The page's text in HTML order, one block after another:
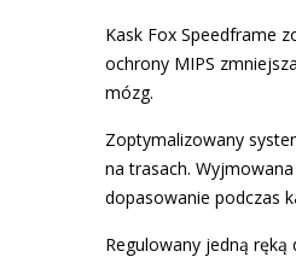
Kask Fox Speedframe
ochrony MIPS
mózg.
Zoptymalizowany
na trasach.
dopasowanie podczas
Regulowany jedną